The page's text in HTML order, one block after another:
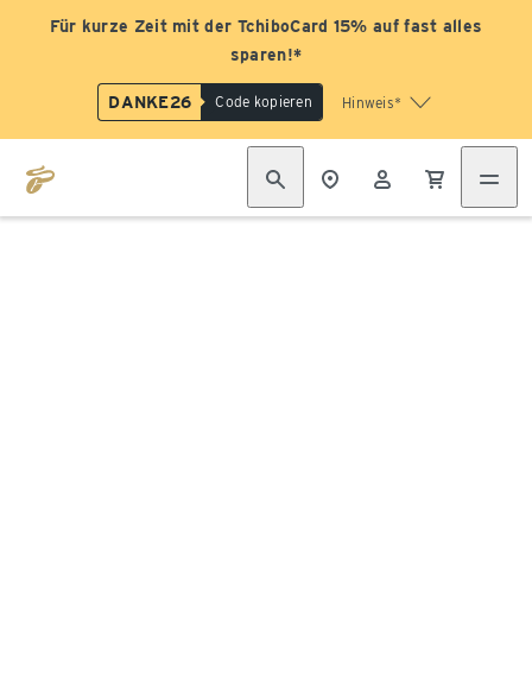
Für kurze Zeit mit der TchiboCard 15% auf fast alles
sparen!*
DANKE26 Code kopieren Hinweis*